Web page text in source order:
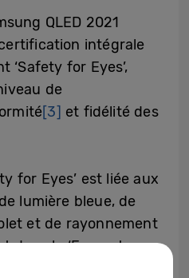
QLED 2021
intégrale
‘Safety for Eyes’,
de
[3] et fidélité des
for Eyes’ est liée aux
lumière bleue, de
et de rayonnement
dans le ‘Exempt